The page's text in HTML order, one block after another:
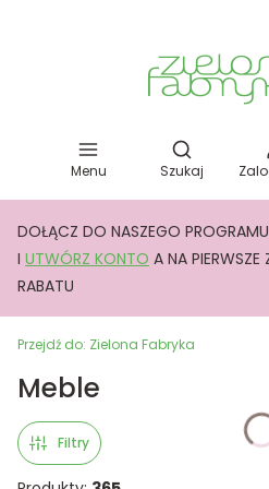
Menu
Otwórz
Szukaj
DOŁĄCZ DO NASZEGO
I UTWÓRZ KONTO A NA PIERWSZE
RABATU
Przejdź do: Zielona Fabryka
Meble
Filtry